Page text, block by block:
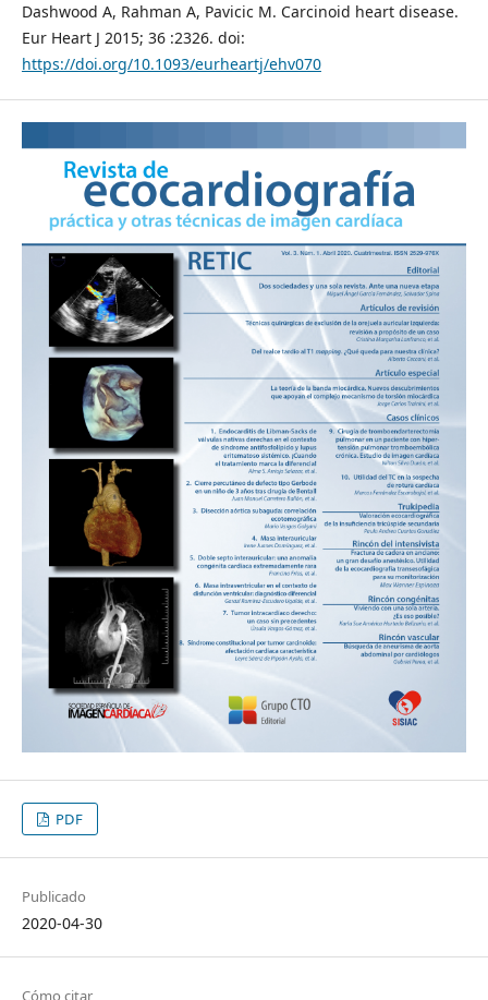
Dashwood A, Rahman A, Pavicic M. Carcinoid heart disease.
Eur Heart J 2015; 36 :2326. doi:
https://doi.org/10.1093/eurheartj/ehv070
PDF
Publicado
2020-04-30
Cómo citar